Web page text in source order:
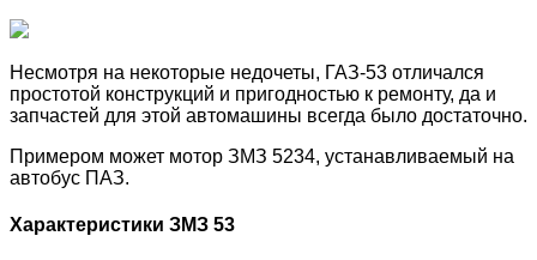
Несмотря на некоторые недочеты, ГАЗ-53 отличался
простотой конструкций и пригодностью к ремонту, да и
запчастей для этой автомашины всегда было достаточно.
Примером может мотор ЗМЗ 5234, устанавливаемый на
автобус ПАЗ.
Характеристики ЗМЗ 53